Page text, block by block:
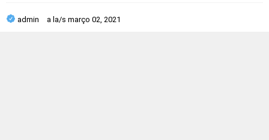
admin a la/s março 02, 2021